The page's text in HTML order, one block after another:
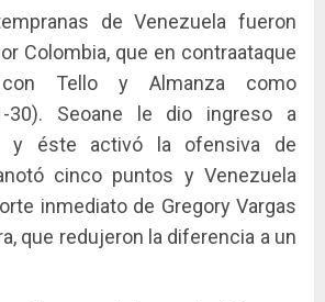
de Venezuela fueron
Colombia, que en contraataque
Tello y Almanza como
30). Seoane le dio ingreso a
y éste activó la ofensiva de
cinco puntos y Venezuela
inmediato de Gregory Vargas
que redujeron la diferencia a un